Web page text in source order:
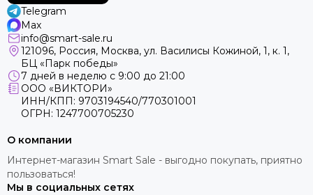
Telegram
Max
info@smart-sale.ru
121096, Россия, Москва, ул. Василисы Кожиной, 1, к. 1,
БЦ «Парк победы»
7 дней в неделю с 9:00 до 21:00
ООО «ВИКТОРИ»
ИНН/КПП: 9703194540/770301001
ОГРН: 1247700705230
О компании
Интернет-магазин Smart Sale - выгодно покупать, приятно
пользоваться!
Мы в социальных сетях